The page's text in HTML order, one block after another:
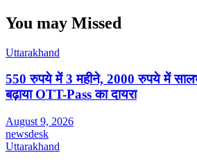
You may Missed
Uttarakhand
550 रुपये में 3 महीने, 2000 रुपये में
बढ़ाया OTT-Pass का दायरा
August 9, 2026
newsdesk
Uttarakhand